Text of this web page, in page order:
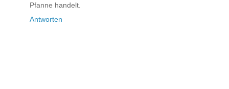
Pfanne handelt.
Antworten